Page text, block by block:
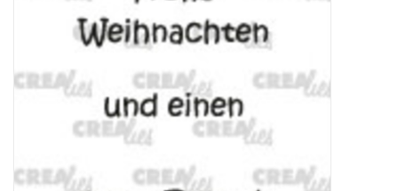
Stempelinkt
Stempelaccesoires
Papier (blokjes) &